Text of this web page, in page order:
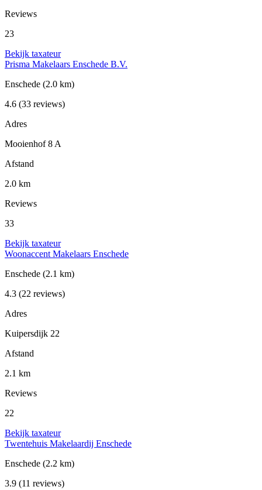
Reviews
23
Bekijk taxateur
Prisma Makelaars Enschede B.V.
Enschede (2.0 km)
4.6 (33 reviews)
Adres
Mooienhof 8 A
Afstand
2.0 km
Reviews
33
Bekijk taxateur
Woonaccent Makelaars Enschede
Enschede (2.1 km)
4.3 (22 reviews)
Adres
Kuipersdijk 22
Afstand
2.1 km
Reviews
22
Bekijk taxateur
Twentehuis Makelaardij Enschede
Enschede (2.2 km)
3.9 (11 reviews)